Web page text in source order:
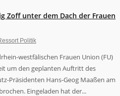
Zoff unter dem Dach der Frauen
Politik
westfälischen Frauen Union (FU)
um den geplanten Auftritt des
Präsidenten Hans-Geog Maaßen am
Eingeladen hat der...